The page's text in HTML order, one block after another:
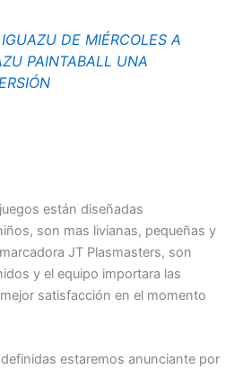
DE MIÉRCOLES A
PAINTABALL UNA
están diseñadas
son mas livianas, pequeñas y
JT Plasmasters, son
y el equipo importara las
satisfacción en el momento
estaremos anunciante por